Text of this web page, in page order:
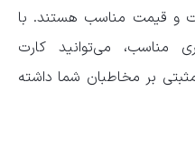
و قیمت مناسب هستند. با
مناسب، می‌توانید کارت
بر مخاطبان شما داشته